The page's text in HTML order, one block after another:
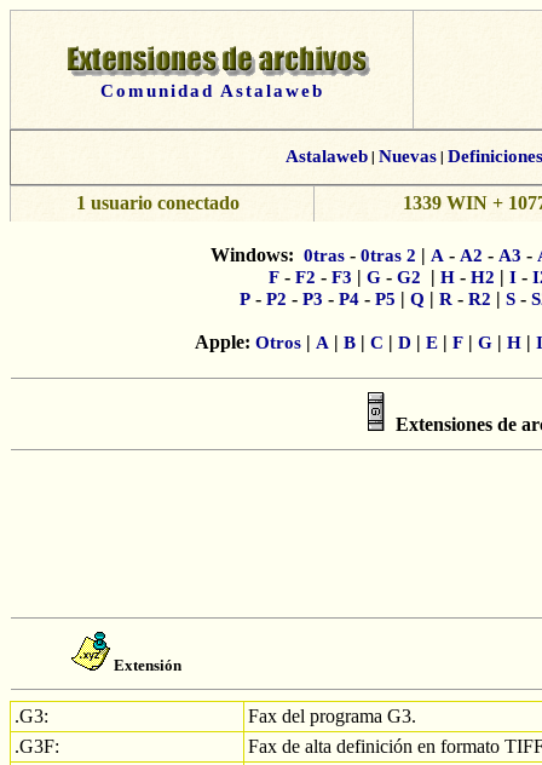
Comunidad Astalaweb
Astalaweb| Nuevas| Definiciones
1 usuario conectado 1339 WIN +
Windows: 0tras - 0tras 2 | A - A2 - A3 -
F - F2 - F3 | G - G2 | H - H2 | I -
P - P2 - P3 - P4 - P5 | Q | R - R2 | S -
Apple: Otros| A | B| C | D | E| F| G| H| I
Extensiones de
Extensión
.G3:
Fax del programa G3.
.G3F:
Fax de alta definición en formato